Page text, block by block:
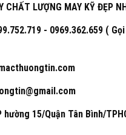
CHẤT LƯỢNG MAY KỸ ĐẸP
- 0969.362.659 (
hường 15/Quận Tân Bình/